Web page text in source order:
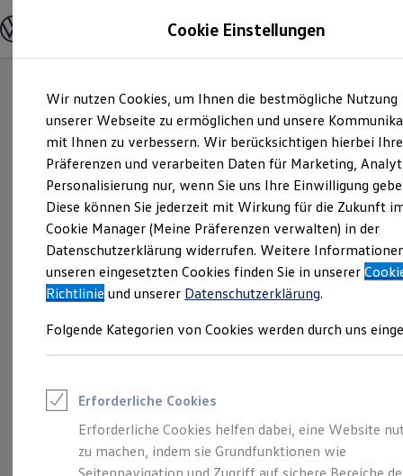
Hauptinhalt
springen
Footer
springen
Modelle und Konfigurator
Modelle vergleichen
Elektroautos
ENERGY Sondermodelle
Nutzfahrzeuge
SUV und CUV
Familienautos
Kombis
Kompaktwagen
Sportwagen
Schnell verfügbare Fahrzeuge
Angebote und Produkte
Aktuelle Angebote
E-Auto-Förderung
Volkswagen Marktplatz
Junge Gebrauchtwagen und Gebrauchtwagen
Saisonangebote
Leasing
Leasing-Angebote
Gebrauchtwagen Leasing
Eleganzschön
Cookie Einstellungen
Wir nutzen Cookies, um Ihnen die bestmögliche Nutzung
unserer Webseite zu ermöglichen und unsere
mit Ihnen zu verbessern. Wir berücksichtigen hierbei Ihre
Präferenzen und verarbeiten Daten für Marketing,
Personalisierung nur, wenn Sie uns Ihre Einwilligung
Diese können Sie jederzeit mit Wirkung für die Zukunft
Cookie Manager (Meine Präferenzen verwalten) in der
Datenschutzerklärung widerrufen. Weitere
unseren eingesetzten Cookies finden Sie in unserer
Richtlinie und unserer Datenschutzerklärung.
Folgende Kategorien von Cookies werden durch uns
Erforderliche Cookies
Erforderliche Cookies helfen dabei, eine Website
zu machen, indem sie Grundfunktionen wie
Seitennavigation und Zugriff auf sichere Bereiche